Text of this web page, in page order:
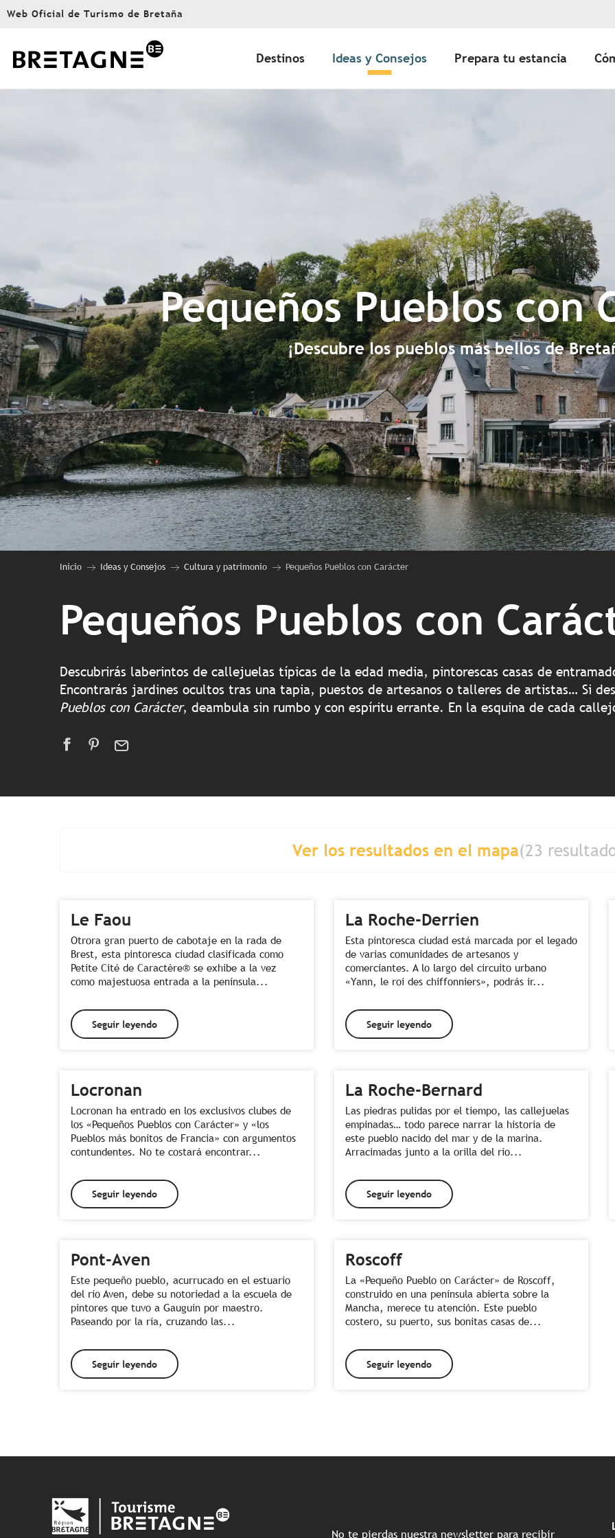
Aller
principal
Web Oficial de Turismo de Bretaña
Destinos Ideas y Consejos Prepara tu estancia
Pequeños Pueblos con
¡Descubre los pueblos más bellos de
Inicio Ideas y Consejos Cultura y patrimonio Pequeños Pueblos con Carácter
Pequeños Pueblos con
Descubrirás laberintos de callejuelas típicas de la edad media, pintorescas casas de
Encontrarás jardines ocultos tras una tapia, puestos de artesanos o talleres de artistas… Si
Pueblos con Carácter, deambula sin rumbo y con espíritu errante. En la esquina de cada
Ver los resultados en el mapa(23
Le Faou
Otrora gran puerto de cabotaje en la rada de
Brest, esta pintoresca ciudad clasificada como
Petite Cité de Caractère® se exhibe a la vez
como majestuosa entrada a la península...
Seguir leyendo
La Roche-Derrien
Esta pintoresca ciudad está marcada por el legado
de varias comunidades de artesanos y
comerciantes. A lo largo del circuito urbano
«Yann, le roi des chiffonniers», podrás ir...
Seguir leyendo
Locronan
Locronan ha entrado en los exclusivos clubes de
los «Pequeños Pueblos con Carácter» y «los
Pueblos más bonitos de Francia» con argumentos
contundentes. No te costará encontrar...
Seguir leyendo
La Roche-Bernard
Las piedras pulidas por el tiempo, las callejuelas
empinadas… todo parece narrar la historia de
este pueblo nacido del mar y de la marina.
Arracimadas junto a la orilla del río...
Seguir leyendo
Pont-Aven
Este pequeño pueblo, acurrucado en el estuario
del río Aven, debe su notoriedad a la escuela de
pintores que tuvo a Gauguin por maestro.
Paseando por la ría, cruzando las...
Seguir leyendo
Roscoff
La «Pequeño Pueblo on Carácter» de Roscoff,
construido en una península abierta sobre la
Mancha, merece tu atención. Este pueblo
costero, su puerto, sus bonitas casas de...
Seguir leyendo
No te pierdas nuestra newsletter para recibir